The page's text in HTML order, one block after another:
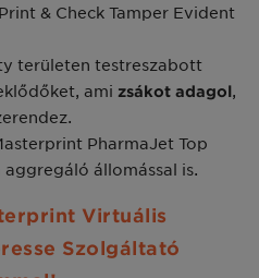
& Check Tamper Evident
területen testreszabott
ami zsákot adagol,
PharmaJet Top
állomással is.
Virtuális
Szolgáltató